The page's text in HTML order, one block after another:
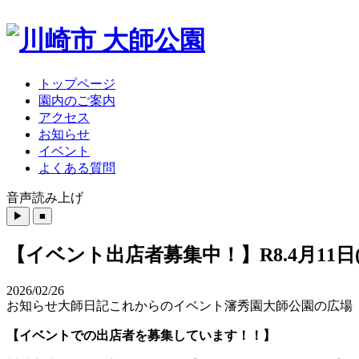
トップページ
園内のご案内
アクセス
お知らせ
イベント
よくある質問
音声読み上げ
【イベント出店者募集中！】R8.4月11
2026/02/26
お知らせ大師日記これからのイベント 瀋秀園 大師公園の広場
【イベントでの出店者を募集しています！！】